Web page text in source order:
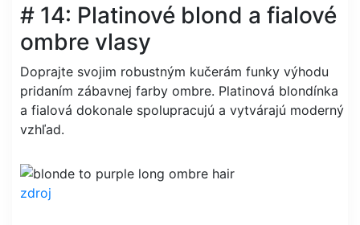
# 14: Platinové blond a fialové
ombre vlasy
Doprajte svojim robustným kučerám funky výhodu
pridaním zábavnej farby ombre. Platinová blondínka
a fialová dokonale spolupracujú a vytvárajú moderný
vzhľad.
zdroj